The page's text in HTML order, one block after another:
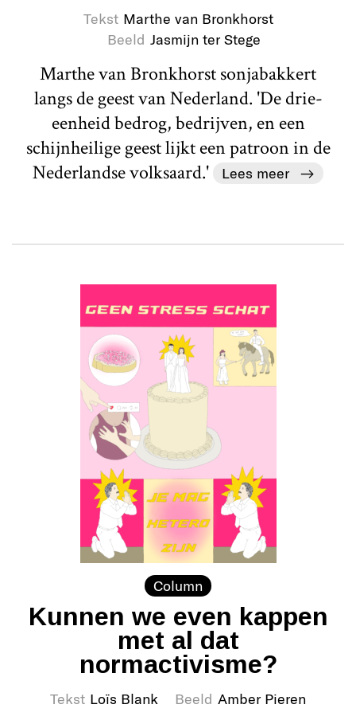
Tekst Marthe van Bronkhorst
Beeld Jasmijn ter Stege
Marthe van Bronkhorst sonjabakkert
langs de geest van Nederland. 'De drie-
eenheid bedrog, bedrijven, en een
schijnheilige geest lijkt een patroon in de
Nederlandse volksaard.'
Lees meer
Column
Kunnen we even kappen
met al dat
normactivisme?
Tekst Loïs Blank Beeld Amber Pieren